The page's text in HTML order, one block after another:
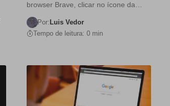
browser Brave, clicar no ícone da…
Por: Luis Vedor
Tempo de leitura: 0 min